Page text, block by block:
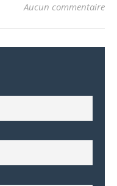
Aucun commentaire